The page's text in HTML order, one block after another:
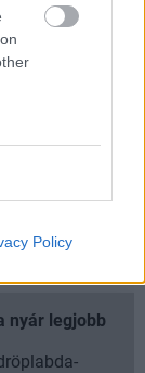
Policy
nyár legjobb